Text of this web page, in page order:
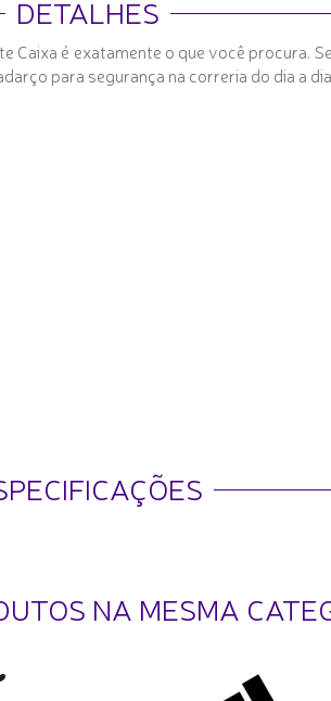
DETALHES
Caixa é exatamente o que você procura.
para segurança na correria do dia a
NA MESMA